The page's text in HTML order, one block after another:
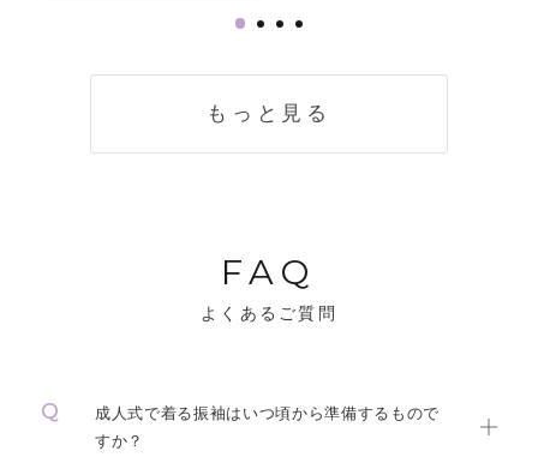
もっと見る
FAQ
よくあるご質問
成人式で着る振袖はいつ頃から準備するもので
すか？